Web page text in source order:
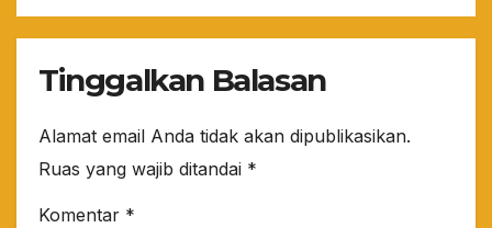
hingga Mancanegara
Tinggalkan Balasan
Alamat email Anda tidak akan dipublikasikan.
Ruas yang wajib ditandai *
Komentar *